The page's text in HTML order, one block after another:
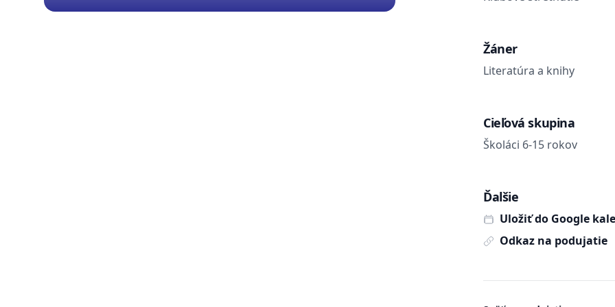
Žáner
Literatúra a knihy
Cieľová skupina
Školáci 6-15 rokov
Ďalšie
Uložiť do Google
Odkaz na podujatie